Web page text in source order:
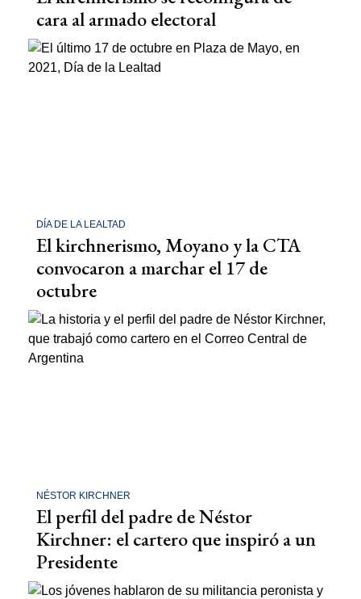
cara al armado electoral
DÍA DE LA LEALTAD
El kirchnerismo, Moyano y la CTA
convocaron a marchar el 17 de
octubre
NÉSTOR KIRCHNER
El perfil del padre de Néstor
Kirchner: el cartero que inspiró a un
Presidente